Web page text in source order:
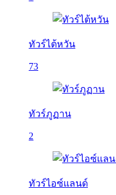
ทัวร์ไต้หวัน
73
ทัวร์ภูฏาน
2
ทัวร์ไอซ์แลนด์